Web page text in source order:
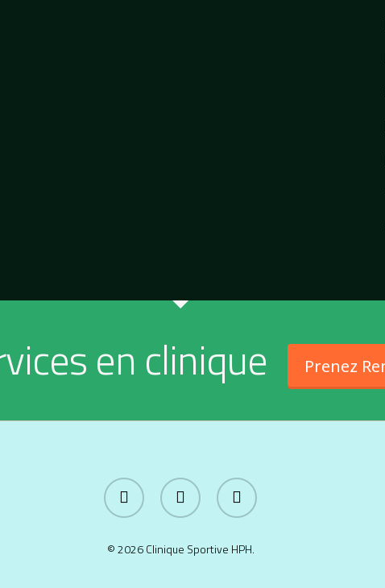
en clinique Prenez
twitter facebook linkedin
© 2026 Clinique Sportive HPH.